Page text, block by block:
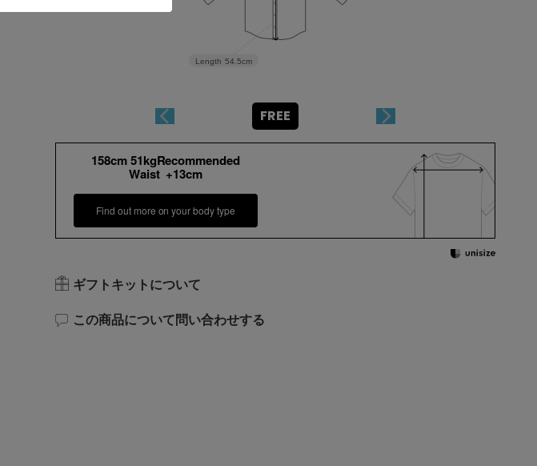
Length 54.5cm
FREE
158cm 51kgRecommended
Waist +13cm
Find out more on your body type
ギフトキットについて
この商品について問い合わせする